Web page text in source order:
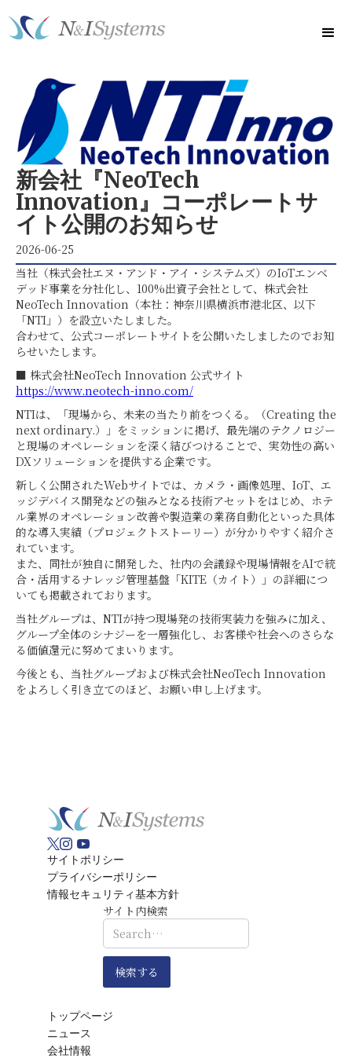
新会社『NeoTech
Innovation』コーポレートサ
イト公開のお知らせ
2026-06-25
当社（株式会社エヌ・アンド・アイ・システムズ）のIoTエンベ
デッド事業を分社化し、100%出資子会社として、株式会社
NeoTech Innovation（本社：神奈川県横浜市港北区、以下
「NTI」）を設立いたしました。
合わせて、公式コーポレートサイトを公開いたしましたのでお知
らせいたします。
■ 株式会社NeoTech Innovation 公式サイト
https://www.neotech-inno.com/
NTIは、「現場から、未来の当たり前をつくる。（Creating the
next ordinary.）」をミッションに掲げ、最先端のテクノロジー
と現場のオペレーションを深く結びつけることで、実効性の高い
DXソリューションを提供する企業です。
新しく公開されたWebサイトでは、カメラ・画像処理、IoT、エ
ッジデバイス開発などの強みとなる技術アセットをはじめ、ホテ
ル業界のオペレーション改善や製造業の業務自動化といった具体
的な導入実績（プロジェクトストーリー）が分かりやすく紹介さ
れています。
また、同社が独自に開発した、社内の会議録や現場情報をAIで統
合・活用するナレッジ管理基盤「KITE（カイト）」の詳細につ
いても掲載されております。
当社グループは、NTIが持つ現場発の技術実装力を強みに加え、
グループ全体のシナジーを一層強化し、お客様や社会へのさらな
る価値還元に努めてまいります。
今後とも、当社グループおよび株式会社NeoTech Innovation
をよろしく引き立てのほど、お願い申し上げます。
サイトポリシー
プライバシーポリシー
情報セキュリティ基本方針
サイト内検索
トップページ
ニュース
会社情報